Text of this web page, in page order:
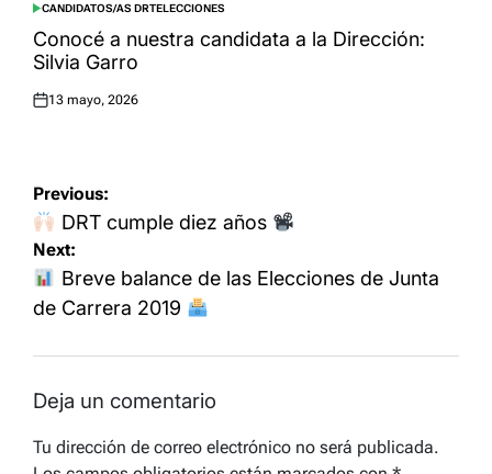
POSTED
IN
CANDIDATOS/AS DRTELECCIONES
Conocé a nuestra candidata a la Dirección:
Silvia Garro
Posted
13 mayo, 2026
Navegación
de
entradas
Previous:
DRT cumple diez años
Next:
Breve balance de las Elecciones de Junta
de Carrera 2019
Deja un comentario
Tu dirección de correo electrónico no será publicada.